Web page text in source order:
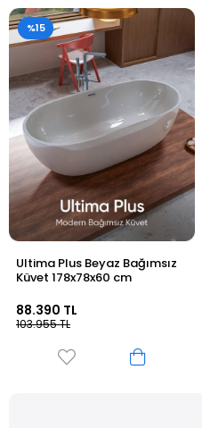
Ultima Beyaz Bağımsız Küvet
163x78x60 cm
83.390 TL
98.094 TL
%15